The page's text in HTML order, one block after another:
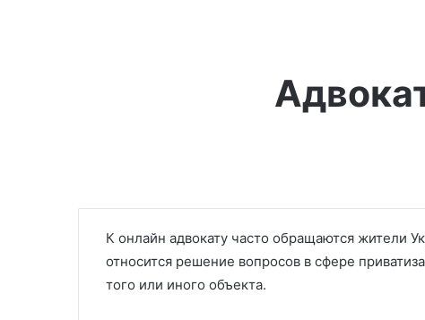
К онлайн адвокату часто обращаются жители
относится решение вопросов в сфере
того или иного объекта.